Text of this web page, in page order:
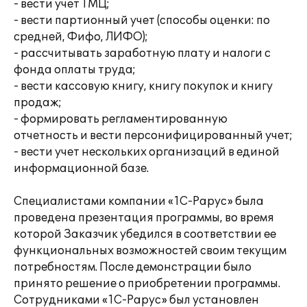
- вести учет ТМЦ;
- вести партионный учет (способы оценки: по
средней, Фифо, ЛИФО);
- рассчитывать заработную плату и налоги с
фонда оплаты труда;
- вести кассовую книгу, книгу покупок и книгу
продаж;
- формировать регламентированную
отчетность и вести персонифицированный учет;
- вести учет нескольких организаций в единой
информационной базе.
Специалистами компании «1С-Рарус» была
проведена презентация программы, во время
которой Заказчик убедился в соответствии ее
функциональных возможностей своим текущим
потребностям. После демонстрации было
принято решение о приобретении программы.
Сотрудниками «1С-Рарус» был установлен